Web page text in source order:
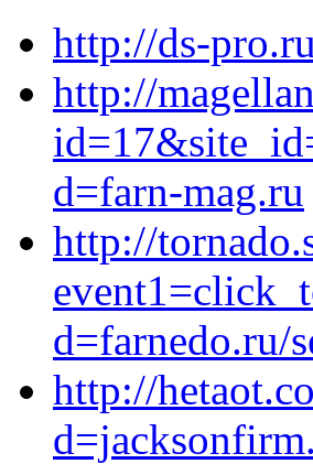
http://ds-pro.ru
http://
d=farn-mag.ru
http://
d=farnedo.ru/
http://